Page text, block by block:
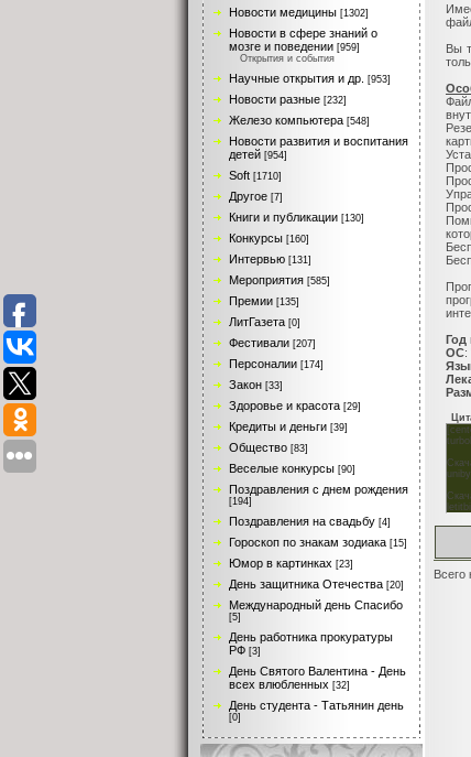
Новости медицины [1302]
Новости в сфере знаний о
мозге и поведении [959]
Открытия и события
Научные открытия и др. [953]
Новости разные [232]
Железо компьютера [548]
Новости развития и воспитания
детей [954]
Soft [1710]
Другое [7]
Книги и публикации [130]
Конкурсы [160]
Интервью [131]
Мероприятия [585]
Премии [135]
ЛитГазета [0]
Фестивали [207]
Персоналии [174]
Закон [33]
Здоровье и красота [29]
Кредиты и деньги [39]
Общество [83]
Веселые конкурсы [90]
Поздравления с днем рождения
[194]
Поздравления на свадьбу [4]
Гороскоп по знакам зодиака [15]
Юмор в картинках [23]
День защитника Отечества [20]
Международный день Спасибо
[5]
День работника прокуратуры
РФ [3]
День Святого Валентина - День
всех влюбленных [32]
День студента - Татьянин день
[0]
Вы
Год
ОС:
Всего